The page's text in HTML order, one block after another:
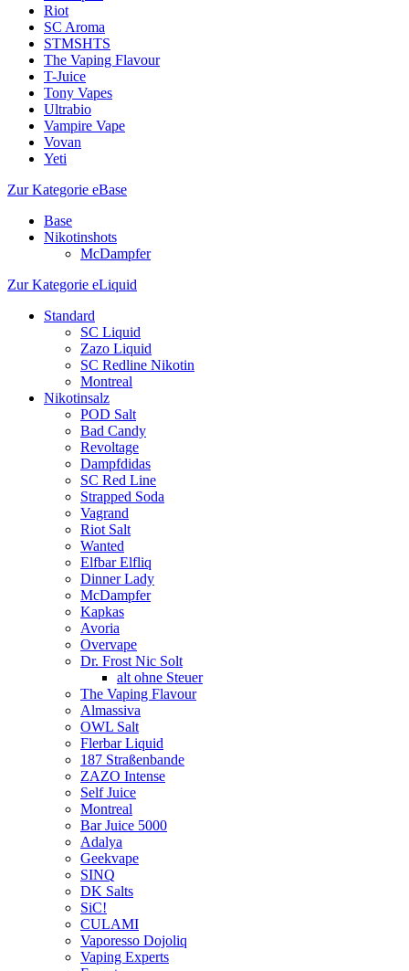
Riot
SC Aroma
STMSHTS
The Vaping Flavour
T-Juice
Tony Vapes
Ultrabio
Vampire Vape
Vovan
Yeti
Zur Kategorie eBase
Base
Nikotinshots
McDampfer
Zur Kategorie eLiquid
Standard
SC Liquid
Zazo Liquid
SC Redline Nikotin
Montreal
Nikotinsalz
POD Salt
Bad Candy
Revoltage
Dampfdidas
SC Red Line
Strapped Soda
Vagrand
Riot Salt
Wanted
Elfbar Elfliq
Dinner Lady
McDampfer
Kapkas
Avoria
Overvape
Dr. Frost Nic Solt
alt ohne Steuer
The Vaping Flavour
Almassiva
OWL Salt
Flerbar Liquid
187 Straßenbande
ZAZO Intense
Self Juice
Montreal
Bar Juice 5000
Adalya
Geekvape
SINQ
DK Salts
SiC!
CULAMI
Vaporesso Dojoliq
Vaping Experts